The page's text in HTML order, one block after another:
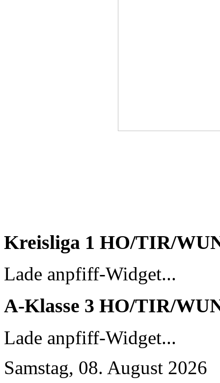
Kreisliga 1 HO/TIR/
Lade anpfiff-Widget...
A-Klasse 3 HO/TIR/
Lade anpfiff-Widget...
Samstag, 08. August 2026